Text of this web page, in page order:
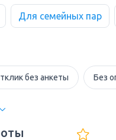
Для семейных пар
без анкеты Без